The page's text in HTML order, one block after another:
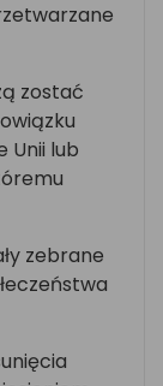
zostać
Unii lub
zebrane